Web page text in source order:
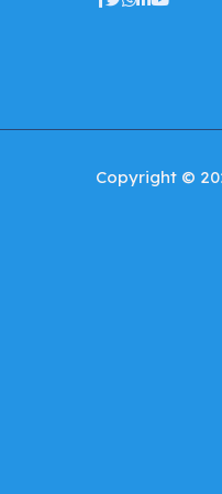
Copyright ©